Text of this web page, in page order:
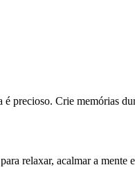
precioso. Crie memórias
relaxar, acalmar a mente